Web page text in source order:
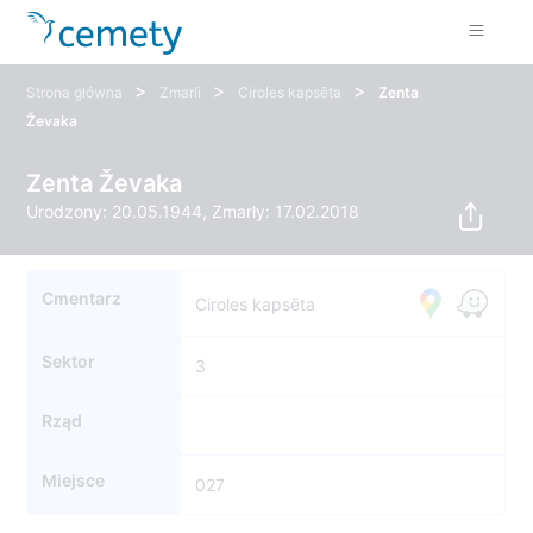
Strona główna > Zmarli > Ciroles kapsēta >
Zenta
Ževaka
Zenta Ževaka
Urodzony: 20.05.1944, Zmarły: 17.02.2018
Cmentarz Ciroles kapsēta
Sektor 3
Rząd
Miejsce 027